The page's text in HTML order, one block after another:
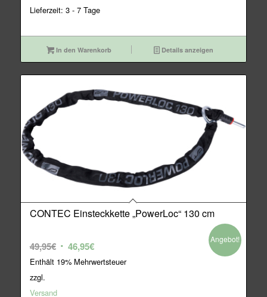
Lieferzeit: 3 - 7 Tage
In den Warenkorb Details anzeigen
CONTEC Einsteckkette „PowerLoc“ 130 cm
49,95€ Ursprünglicher
Preis
46,95€Aktueller
Preis
Enthält 19% Mehrwertsteuer
zzgl.
Versand
Angebot!